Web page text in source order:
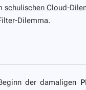
schulischen Cloud-
Dilemma.
der damaligen